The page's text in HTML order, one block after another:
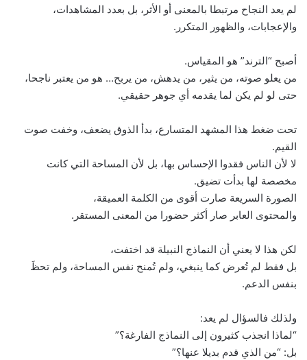
لم يعد النجاح مرتبطا بالمعنى أو الأثر، بل بعدد المشاهدات،
والإعجابات، والظهور المتكرر.
أصبح “الترند” هو المقياس.
من يعلو صوته، من يثير، من يدهش، من يربح… هو من يعتبر ناجحا،
حتى لو لم يكن لما يقدمه أي جوهر حقيقي.
تحت ضغط هذا المشهد المتسارع، بدأ الذوق يضعف، وخفت صوت
القيم.
لا لأن الناس فقدوا الإحساس بها، بل لأن المساحة التي كانت
مخصصة لها بدأت تضيق.
الصورة السريعة صارت أقوى من الكلمة العميقة،
والمحتوى العابر صار أكثر حضورا من المعنى المستقر.
لكن هذا لا يعني أن النماذج النبيلة قد اختفت،
بل فقط لم تُعرض كما ينبغي، ولم تُمنح نفس المساحة، ولم تحظَ
بنفس الدعم.
ولذلك فالسؤال لم يعد:
“لماذا انجذب كثيرون إلى النماذج الفارغة؟”
بل: “من الذي قدم بديلا عنها؟”